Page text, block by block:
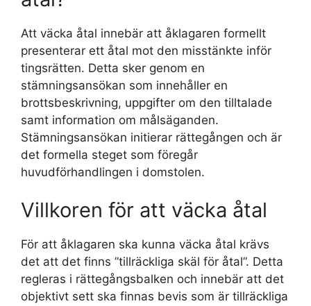
Att väcka åtal innebär att åklagaren formellt
presenterar ett åtal mot den misstänkte inför
tingsrätten. Detta sker genom en
stämningsansökan som innehåller en
brottsbeskrivning, uppgifter om den tilltalade
samt information om målsäganden.
Stämningsansökan initierar rättegången och är
det formella steget som föregår
huvudförhandlingen i domstolen.
Villkoren för att väcka åtal
För att åklagaren ska kunna väcka åtal krävs
det att det finns ”tillräckliga skäl för åtal”. Detta
regleras i rättegångsbalken och innebär att det
objektivt sett ska finnas bevis som är tillräckliga